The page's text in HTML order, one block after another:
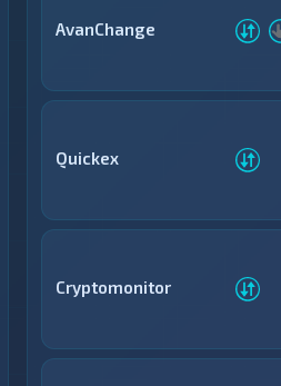
AvanChange
Quickex
Cryptomonitor